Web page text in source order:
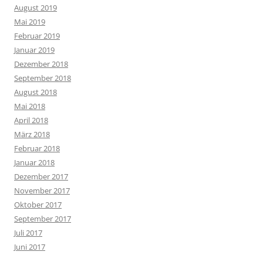
August 2019
Mai 2019
Februar 2019
Januar 2019
Dezember 2018
September 2018
August 2018
Mai 2018
April 2018
März 2018
Februar 2018
Januar 2018
Dezember 2017
November 2017
Oktober 2017
September 2017
Juli 2017
Juni 2017